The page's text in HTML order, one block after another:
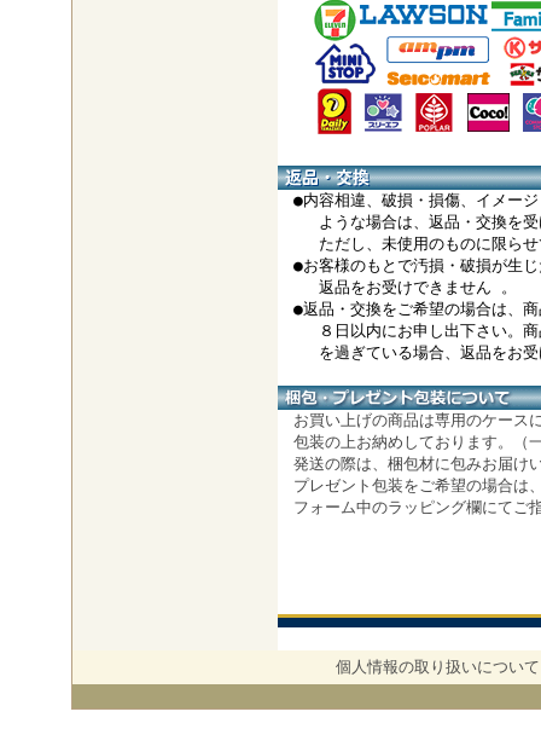
●内容相違、破損・損傷、イメー
ような場合は、返品・交換を受
ただし、未使用のものに限らせ
●お客様のもとで汚損・破損が生
返品をお受けできません 。
●返品・交換をご希望の場合は、
８日以内にお申し出下さい。商
を過ぎている場合、返品をお受
お買い上げの商品は専用のケース
包装の上お納めしております。（
発送の際は、梱包材に包みお届け
プレゼント包装をご希望の場合は
フォーム中のラッピング欄にてご
個人情報の取り扱いについて